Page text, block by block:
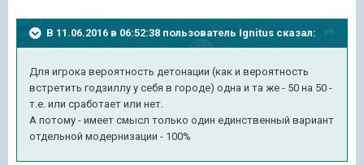
В 11.06.2016 в 06:52:38 пользователь Ignitus сказал:
Для игрока вероятность детонации (как и вероятность
встретить годзиллу у себя в городе) одна и та же - 50 на 50 -
т.е. или сработает или нет.
А потому - имеет смысл только один единственный вариант
отдельной модернизации - 100%